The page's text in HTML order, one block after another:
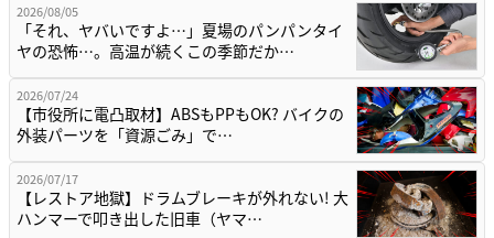
2026/08/05
「それ、ヤバいですよ…」夏場のパンパンタイ
ヤの恐怖…。高温が続くこの季節だか…
2026/07/24
【市役所に電凸取材】ABSもPPもOK? バイクの
外装パーツを「資源ごみ」で…
2026/07/17
【レストア地獄】ドラムブレーキが外れない! 大
ハンマーで叩き出した旧車（ヤマ…